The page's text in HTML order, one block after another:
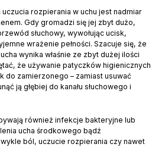
rozpierania w uchu jest nadmiar
Gdy gromadzi się jej zbyt dużo,
słuchowy, wywołując ucisk,
wrażenie pełności. Szacuje się, że
wynika właśnie ze zbyt dużej ilości
że używanie patyczków higienicznych
do zamierzonego – zamiast usuwać
ją głębiej do kanału słuchowego i
również infekcje bakteryjne lub
ucha środkowego bądź
ból, uczucie rozpierania czy nawet